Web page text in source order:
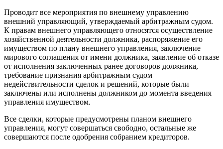
Проводит все мероприятия по внешнему управлению
внешний управляющий, утверждаемый арбитражным судом.
К правам внешнего управляющего относятся осуществление
хозяйственной деятельности должника, распоряжение его
имуществом по плану внешнего управления, заключение
мирового соглашения от имени должника, заявление об отказе
от исполнения заключенных ранее договоров должника,
требование признания арбитражным судом
недействительности сделок и решений, которые были
заключены или исполнены должником до момента введения
управления имуществом.
Все сделки, которые предусмотрены планом внешнего
управления, могут совершаться свободно, остальные же
совершаются после одобрения собранием кредиторов.